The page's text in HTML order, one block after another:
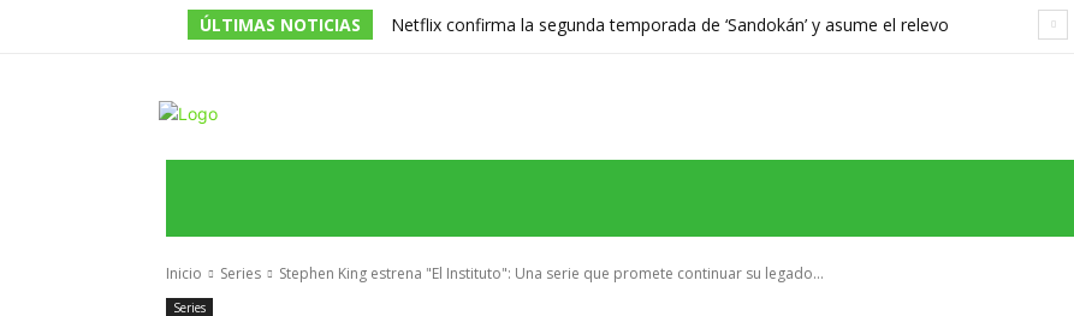
ÚLTIMAS NOTICIAS
Netflix confirma la segunda temporada de ‘Sandokán’ y asume el relevo
Inicio Series Stephen King estrena "El Instituto": Una serie que promete continuar su legado...
Series